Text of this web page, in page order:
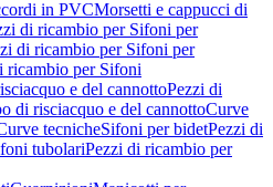
in PVCMorsetti e cappucci di
di ricambio per Sifoni per
di ricambio per Sifoni per
ricambio per Sifoni
e del cannottoPezzi di
di risciacquo e del cannottoCurve
tecnicheSifoni per bidetPezzi di
tubolariPezzi di ricambio per